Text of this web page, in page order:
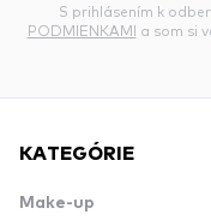
S prihlásením k
PODMIENKAMI a som si
KATEGÓRIE
Make-up